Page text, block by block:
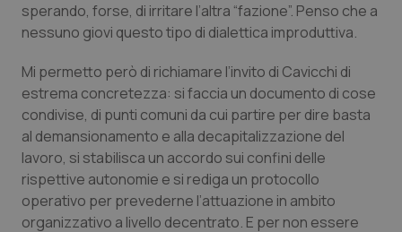
Abruzzo
Basilicata
Calabria
Campania
Emilia-Romagna
QS Pro Gold
Artrite & artrosi
Asma & BPCO
Car-T
Colesterolo & coronaropatie
QS Club Newsletter
sperando, forse, di irritare l’altra “fazione”. Penso che a
nessuno giovi questo tipo di dialettica improduttiva.
Mi permetto però di richiamare l’invito di Cavicchi di
estrema concretezza: si faccia un documento di cose
condivise, di punti comuni da cui partire per dire basta
al demansionamento e alla decapitalizzazione del
lavoro, si stabilisca un accordo sui confini delle
rispettive autonomie e si rediga un protocollo
operativo per prevederne l’attuazione in ambito
organizzativo a livello decentrato. E per non essere